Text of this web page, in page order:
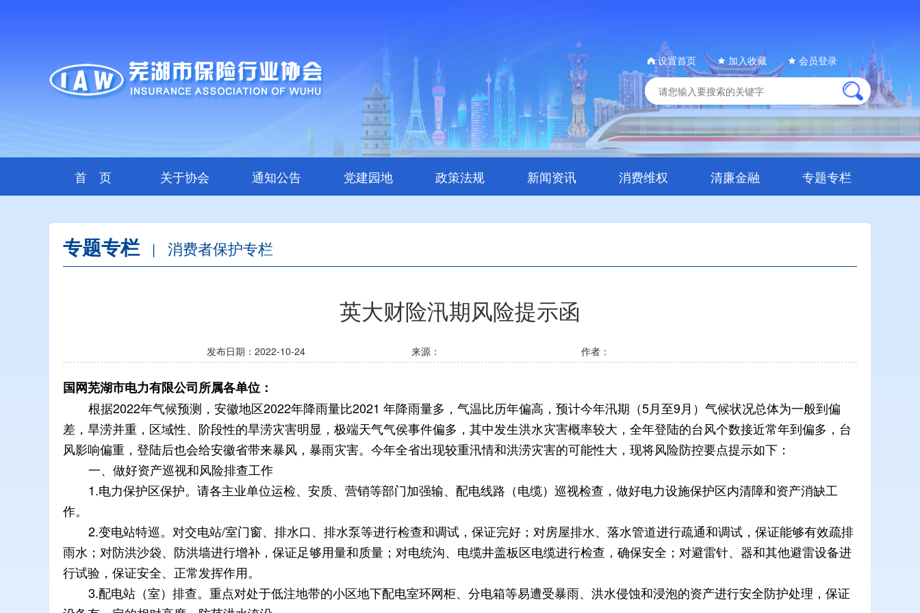
设置首页 加入收藏 会员登录
首 页 关于协会 通知公告 党建园地 政策法规 新闻资讯 消费维权 清廉金融 专题专栏
专题专栏 | 消费者保护专栏
英大财险汛期风险提示函
发布日期：2022-10-24 来源： 作者：
国网芜湖市电力有限公司所属各单位：
根据2022年气候预测，安徽地区2022年降雨量比2021年降雨量多，气温比历年偏高，预计今年汛期（5月至9月）气候状况总体为一般到偏
差，旱涝并重，区域性、阶段性的旱涝灾害明显，极端天气气侯事件偏多，其中发生洪水灾害概率较大，全年登陆的台风个数接近常年到偏多， 台
风影响偏重，登陆后也会给安徽省带来暴风，暴雨灾害。今年全省出现较重汛情和洪涝灾害的可能性大，现将风险防控要点提示如下：
一、做好资产巡视和风险排查工作
1.电力保护区保护。请各主业单位运检、安质、营销等部门加强输、配电线路（电缆）巡视检查，做好电力设施保护区内清障和资产消缺工
作。
2.变电站特巡。对交电站/室门窗、排水口、排水泵等进行检查和调试，保证完好；对房屋排水、落水管道进行疏通和调试，保证能够有效疏排
雨水；对防洪沙袋、防洪墙进行增补，保证足够用量和质量；对电统沟、电缆井盖板区电缆进行检查，确保安全；对避雷针、器和其他避雷设备进
行试验，保证安全、正常发挥作用。
3.配电站（室）排查。重点对处于低注地带的小区地下配电室环网柜、分电箱等易遭受暴雨、洪水侵蚀和浸泡的资产进行安全防护处理，保证